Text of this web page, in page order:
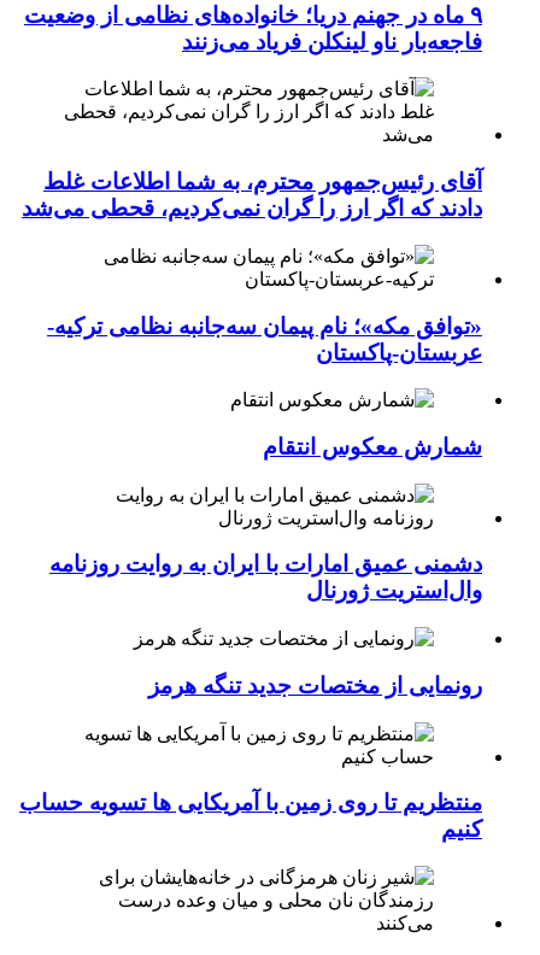
۹ ماه در جهنم دریا؛ خانواده‌های نظامی از وضعیت
فاجعه‌بار ناو لینکلن فریاد می‌زنند
آقای رئیس‌جمهور محترم، به شما اطلاعات غلط
دادند که اگر ارز را گران نمی‌کردیم، قحطی می‌شد
«توافق مکه»؛ نام پیمان سه‌جانبه نظامی ترکیه-
عربستان-پاکستان
شمارش معکوس انتقام
دشمنی عمیق امارات با ایران به روایت روزنامه
وال‌استریت ژورنال
رونمایی از مختصات جدید تنگه هرمز
منتظریم تا روی زمین با آمریکایی ها تسویه حساب
کنیم